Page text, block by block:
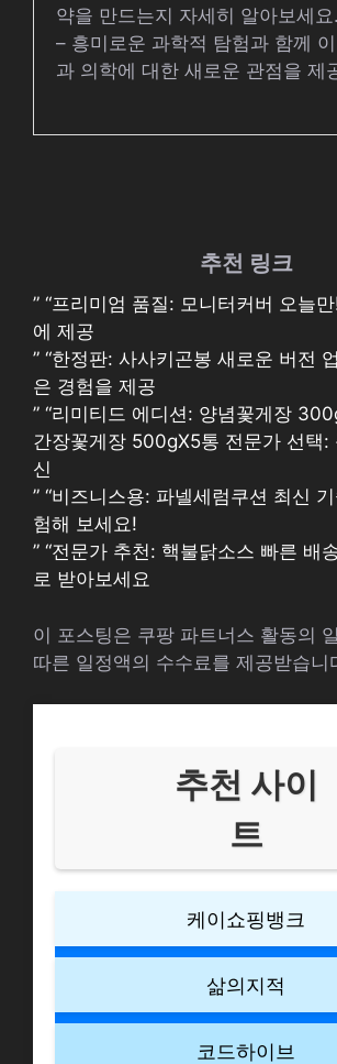
약을 만드는지 자세히 알아보세요.
– 흥미로운 과학적 탐험과 함께
과 의학에 대한 새로운 관점을 제
추천 링크
” “프리미엄 품질: 모니터커버 오늘
에 제공
” “한정판: 사사키곤봉 새로운 버전
은 경험을 제공
” “리미티드 에디션: 양념꽃게장
간장꽃게장 500gX5통 전문가 선택:
신
” “비즈니스용: 파넬세럼쿠션 최신
험해 보세요!
” “전문가 추천: 핵불닭소스 빠른 배
로 받아보세요
이 포스팅은 쿠팡 파트너스 활동의
따른 일정액의 수수료를 제공받습니
추천 사이
트
케이쇼핑뱅크
삶의지적
코드하이브